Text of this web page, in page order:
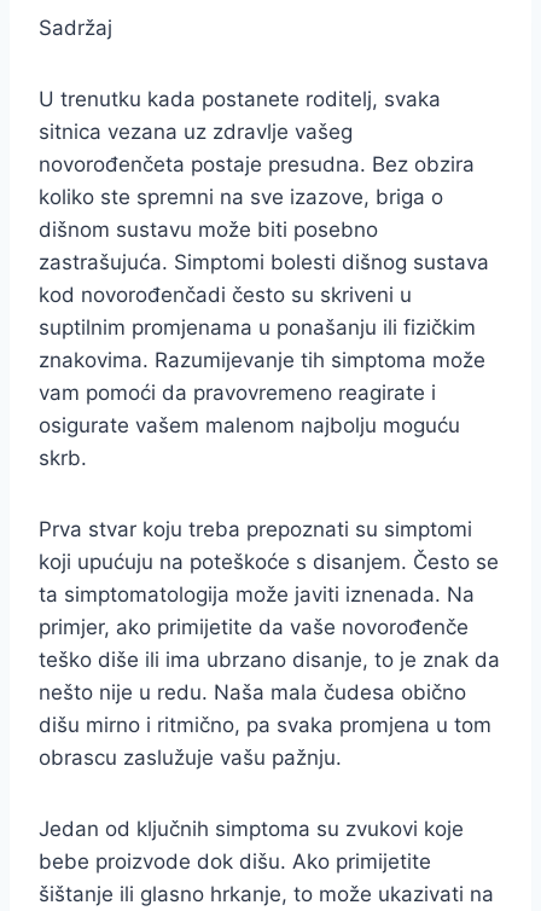
Sadržaj
U trenutku kada postanete roditelj, svaka
sitnica vezana uz zdravlje vašeg
novorođenčeta postaje presudna. Bez obzira
koliko ste spremni na sve izazove, briga o
dišnom sustavu može biti posebno
zastrašujuća. Simptomi bolesti dišnog sustava
kod novorođenčadi često su skriveni u
suptilnim promjenama u ponašanju ili fizičkim
znakovima. Razumijevanje tih simptoma može
vam pomoći da pravovremeno reagirate i
osigurate vašem malenom najbolju moguću
skrb.
Prva stvar koju treba prepoznati su simptomi
koji upućuju na poteškoće s disanjem. Često se
ta simptomatologija može javiti iznenada. Na
primjer, ako primijetite da vaše novorođenče
teško diše ili ima ubrzano disanje, to je znak da
nešto nije u redu. Naša mala čudesa obično
dišu mirno i ritmično, pa svaka promjena u tom
obrascu zaslužuje vašu pažnju.
Jedan od ključnih simptoma su zvukovi koje
bebe proizvode dok dišu. Ako primijetite
šištanje ili glasno hrkanje, to može ukazivati na